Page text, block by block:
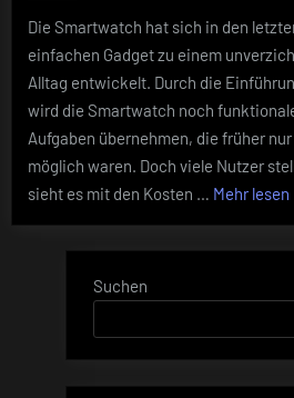
Die Smartwatch hat sich in den
einfachen Gadget zu einem
Alltag entwickelt. Durch die
wird die Smartwatch noch
Aufgaben übernehmen, die früher
möglich waren. Doch viele Nutzer
sieht es mit den Kosten … Mehr lesen
Suchen